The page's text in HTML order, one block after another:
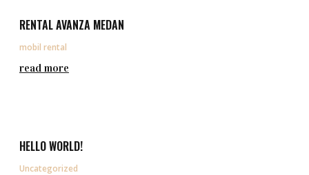
RENTAL AVANZA MEDAN
mobil rental
read more
HELLO WORLD!
Uncategorized